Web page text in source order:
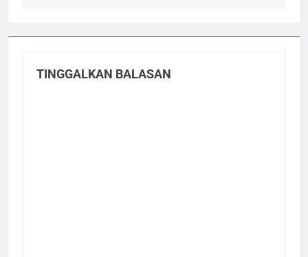
TINGGALKAN BALASAN